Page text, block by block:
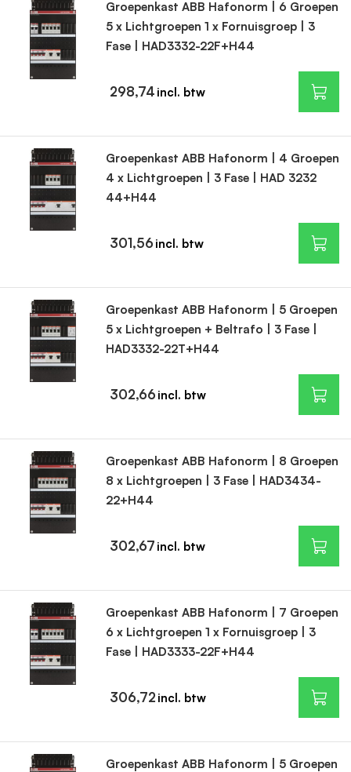
Groepenkast ABB Hafonorm | 6 Groepen
5 x Lichtgroepen 1 x Fornuisgroep | 3
Fase | HAD3332-22F+H44
298,74
Groepenkast ABB Hafonorm | 4 Groepen
4 x Lichtgroepen | 3 Fase | HAD 3232
44+H44
301,56
Groepenkast ABB Hafonorm | 5 Groepen
5 x Lichtgroepen + Beltrafo | 3 Fase |
HAD3332-22T+H44
302,66
Groepenkast ABB Hafonorm | 8 Groepen
8 x Lichtgroepen | 3 Fase | HAD3434-
22+H44
302,67
Groepenkast ABB Hafonorm | 7 Groepen
6 x Lichtgroepen 1 x Fornuisgroep | 3
Fase | HAD3333-22F+H44
306,72
Groepenkast ABB Hafonorm | 5 Groepen